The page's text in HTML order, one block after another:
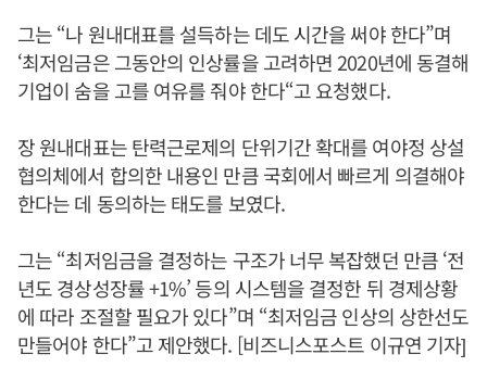
그는 “나 원내대표를 설득하는 데도 시간을 써야 한다”며
‘최저임금은 그동안의 인상률을 고려하면 2020년에 동결해
기업이 숨을 고를 여유를 줘야 한다“고 요청했다.
장 원내대표는 탄력근로제의 단위기간 확대를 여야정 상설
협의체에서 합의한 내용인 만큼 국회에서 빠르게 의결해야
한다는 데 동의하는 태도를 보였다.
그는 “최저임금을 결정하는 구조가 너무 복잡했던 만큼 ‘전
년도 경상성장률 +1%’ 등의 시스템을 결정한 뒤 경제상황
에 따라 조절할 필요가 있다”며 “최저임금 인상의 상한선도
만들어야 한다”고 제안했다. [비즈니스포스트 이규연 기자]